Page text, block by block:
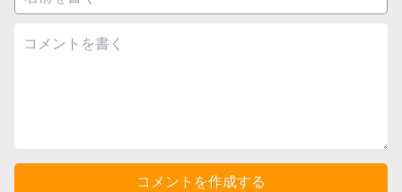
コメントを作成する